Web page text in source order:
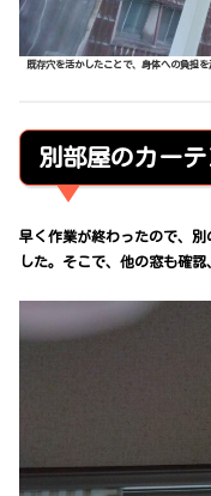
既存穴を活かしたことで、身体への負担
別部屋のカー
早く作業が終わったので、
した。そこで、他の窓も確認